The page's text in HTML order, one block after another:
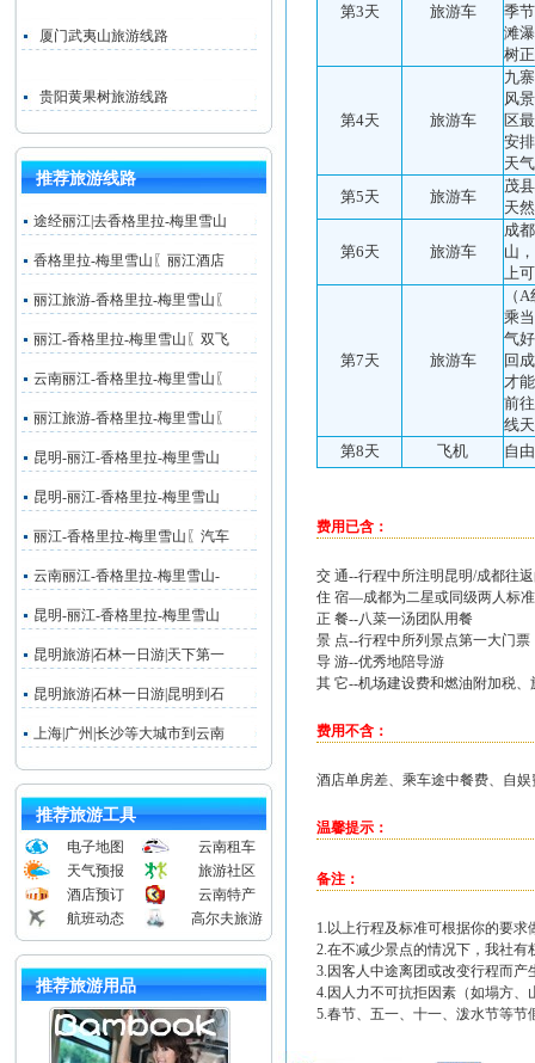
厦门武夷山旅游线路
贵阳黄果树旅游线路
推荐旅游线路
途经丽江|去香格里拉-梅里雪山
香格里拉-梅里雪山〖丽江酒店
丽江旅游-香格里拉-梅里雪山〖
丽江-香格里拉-梅里雪山〖双飞
云南丽江-香格里拉-梅里雪山〖
丽江旅游-香格里拉-梅里雪山〖
昆明-丽江-香格里拉-梅里雪山
昆明-丽江-香格里拉-梅里雪山
丽江-香格里拉-梅里雪山〖汽车
云南丽江-香格里拉-梅里雪山-
昆明-丽江-香格里拉-梅里雪山
昆明旅游|石林一日游|天下第一
昆明旅游|石林一日游|昆明到石
上海|广州|长沙等大城市到云南
推荐旅游工具
电子地图
云南租车
天气预报
旅游社区
酒店预订
云南特产
航班动态
高尔夫旅游
推荐旅游用品
第3天 旅游车
季
滩
树
第4天 旅游车
九
风
区
安
天
第5天
旅游车
茂
天
第6天 旅游车
成
山
上
第7天 旅游车
（
乘
气
回
才
前
线
第8天
飞机 自
费用已含：
交 通--行程中所注明昆明/成都往
住 宿—成都为二星或同级两人标
正 餐--八菜一汤团队用餐
景 点--行程中所列景点第一大门票
导 游--优秀地陪导游
其 它--机场建设费和燃油附加税
费用不含：
酒店单房差、乘车途中餐费、自娱
温馨提示：
备注：
1.以上行程及标准可根据你的要
2.在不减少景点的情况下，我社
3.因客人中途离团或改变行程而
4.因人力不可抗拒因素（如塌方
5.春节、五一、十一、泼水节等